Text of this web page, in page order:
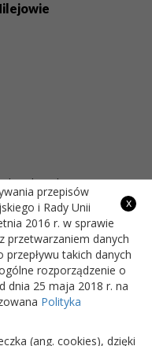
, Adres do e-
23
8:00 - 18:00
8:00 - 18:00
8:00 - 18:00
8:00 - 18:00
x
przepisów
i Rady Unii
2016 r. w sprawie
przetwarzaniem danych
takich danych
rozporządzenie o
dnia 25 maja 2018 r. na
Polityka
(ang. cookies), dzięki